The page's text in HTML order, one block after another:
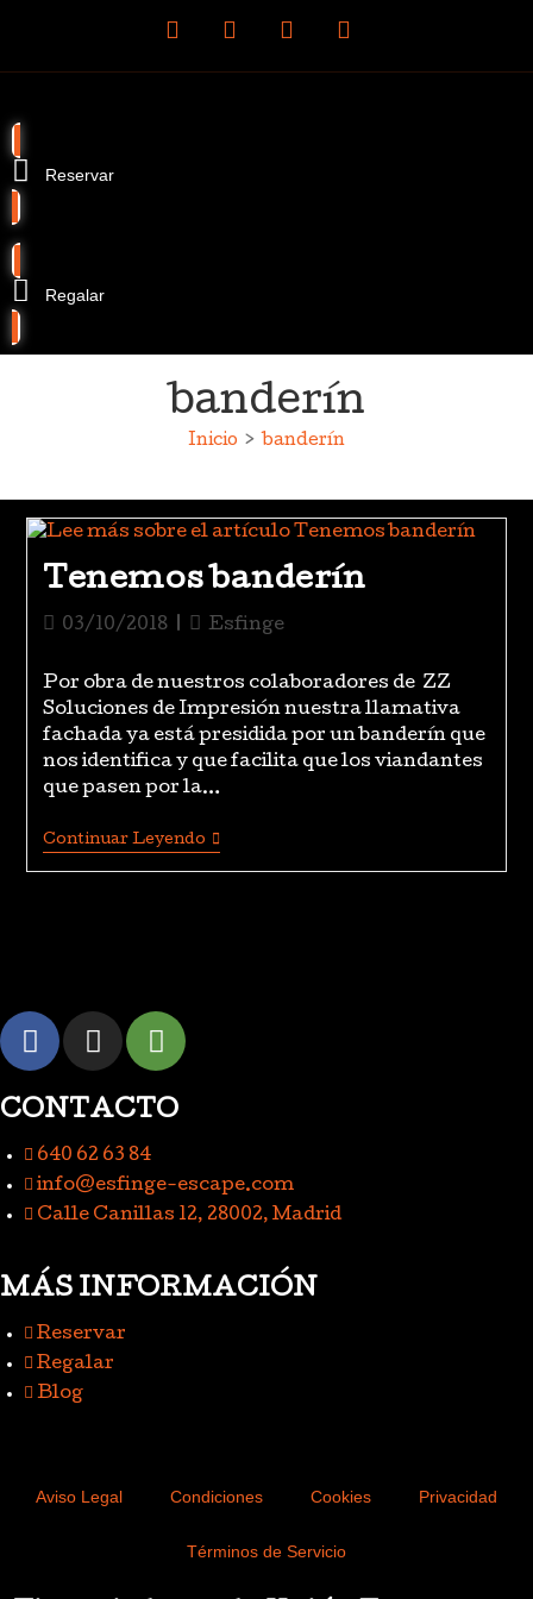
Reservar
Regalar
banderín
Inicio > banderín
Tenemos banderín
03/10/2018 Esfinge
Por obra de nuestros colaboradores de ZZ
Soluciones de Impresión nuestra llamativa
fachada ya está presidida por un banderín que
nos identifica y que facilita que los viandantes
que pasen por la…
Continuar Leyendo
CONTACTO
640 62 63 84
info@esfinge-escape.com
Calle Canillas 12, 28002, Madrid
MÁS INFORMACIÓN
Reservar
Regalar
Blog
Aviso Legal Condiciones Cookies Privacidad
Términos de Servicio